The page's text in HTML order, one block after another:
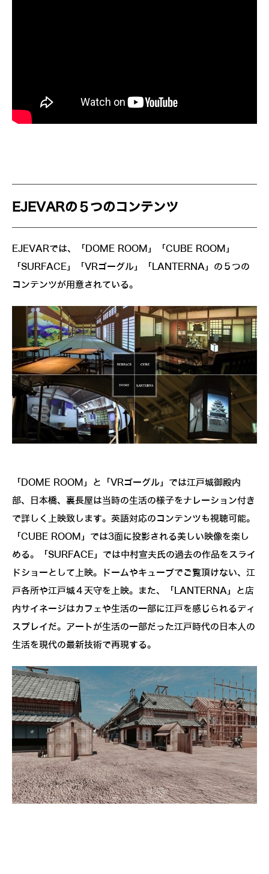
EJEVARの５つのコンテンツ
EJEVARでは、「DOME ROOM」「CUBE ROOM」
「SURFACE」「VRゴーグル」「LANTERNA」の５つの
コンテンツが用意されている。
「DOME ROOM」と「VRゴーグル」では江戸城御殿内
部、日本橋、裏長屋は当時の生活の様子をナレーション付き
で詳しく上映致します。英語対応のコンテンツも視聴可能。
「CUBE ROOM」では3面に投影される美しい映像を楽し
める。「SURFACE」では中村宣夫氏の過去の作品をスライ
ドショーとして上映。ドームやキューブでご覧頂けない、江
戸各所や江戸城４天守を上映。また、「LANTERNA」と店
内サイネージはカフェや生活の一部に江戸を感じられるディ
スプレイだ。アートが生活の一部だった江戸時代の日本人の
生活を現代の最新技術で再現する。